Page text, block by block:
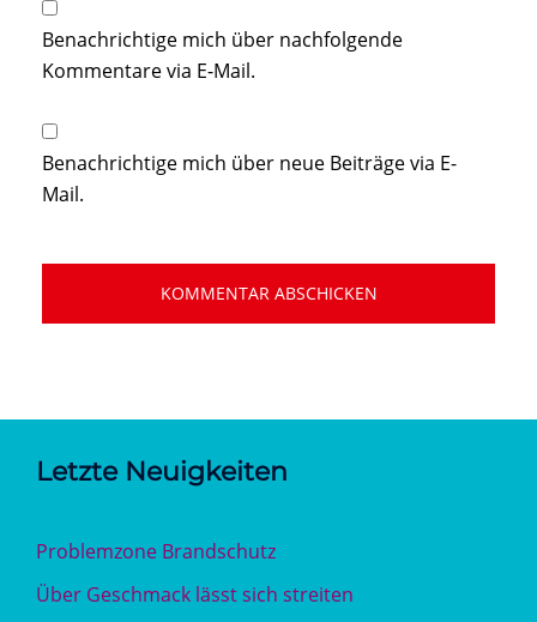
Benachrichtige mich über nachfolgende
Kommentare via E-Mail.
Benachrichtige mich über neue Beiträge via E-
Mail.
Letzte Neuigkeiten
Problemzone Brandschutz
Über Geschmack lässt sich streiten